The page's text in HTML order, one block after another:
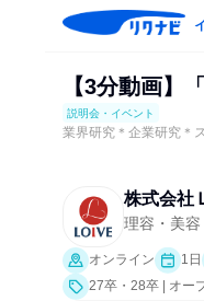
【3分動画】
説明会・イベント
業界研究＊企業研究＊
株式会社
理容・美
オンライン 1日
27卒・28卒 | オー